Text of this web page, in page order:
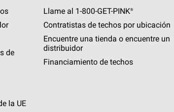
de
la UE
Llame al 1-800-GET -PINK®
Contratistas de techos por ubicación
Encuentre una tienda o encuentre un
distribuidor
Financiamiento de techos